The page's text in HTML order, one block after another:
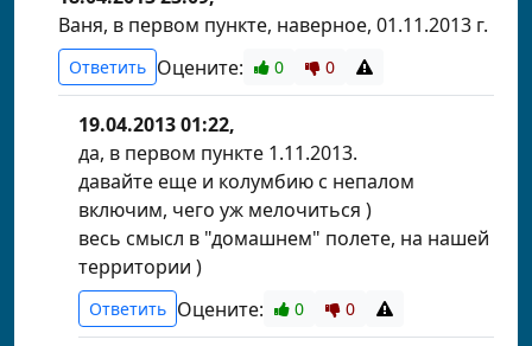
Ваня, в первом пункте, наверное, 01.11.2013 г.
Ответить Оцените: 0 0
19.04.2013 01:22,
да, в первом пункте 1.11.2013.
давайте еще и колумбию с непалом
включим, чего уж мелочиться )
весь смысл в "домашнем" полете, на нашей
территории )
Ответить Оцените: 0 0